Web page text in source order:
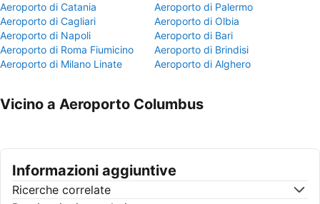
Aeroporto di Catania
Aeroporto di Palermo
Aeroporto di Cagliari
Aeroporto di Olbia
Aeroporto di Napoli
Aeroporto di Bari
Aeroporto di Roma Fiumicino
Aeroporto di Brindisi
Aeroporto di Milano Linate
Aeroporto di Alghero
Vicino a Aeroporto Columbus
Informazioni aggiuntive
Ricerche correlate